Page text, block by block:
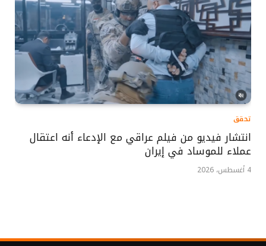
تحقق
انتشار فيديو من فيلم عراقي مع الإدعاء أنه اعتقال
عملاء للموساد في إيران
4 أغسطس، 2026